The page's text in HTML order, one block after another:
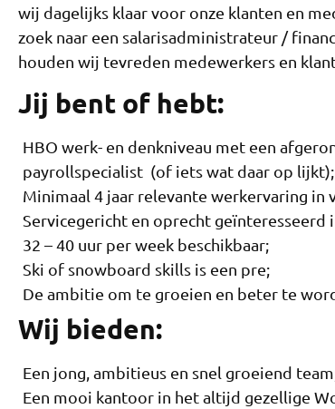
wij dagelijks klaar voor onze klanten en
zoek naar een salarisadministrateur /
houden wij tevreden medewerkers en
Jij bent of hebt:
HBO werk- en denkniveau met een
payrollspecialist (of iets wat daar op lijkt);
Minimaal 4 jaar relevante werkervaring in
Servicegericht en oprecht geïnteresseerd
32 – 40 uur per week beschikbaar;
Ski of snowboard skills is een pre;
De ambitie om te groeien en beter te
Wij bieden:
Een jong, ambitieus en snel groeiend
Een mooi kantoor in het altijd gezellige